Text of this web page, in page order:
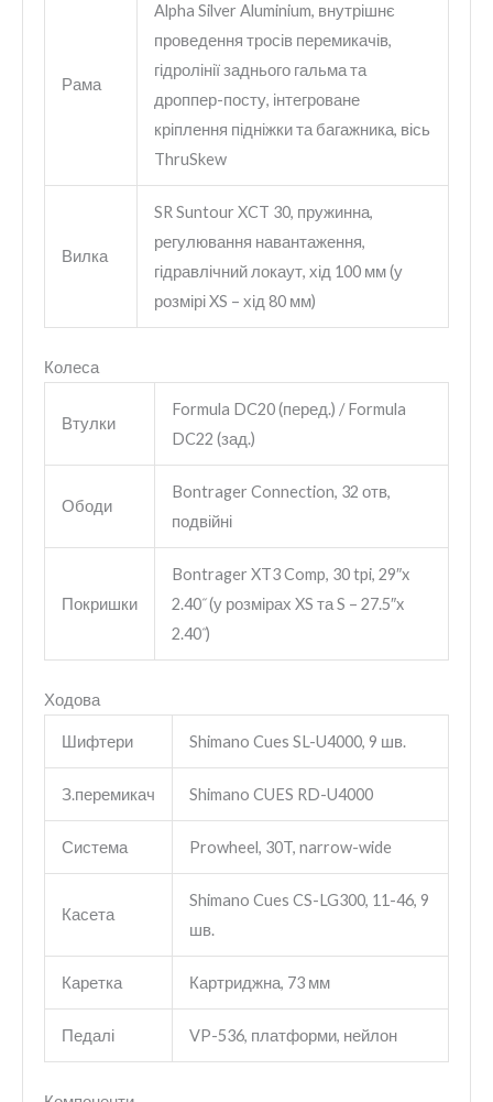
Рама
Alpha Silver Aluminium, внутрішнє
проведення тросів перемикачів,
гідролінії заднього гальма та
дроппер-посту, інтегроване
кріплення підніжки та багажника, вісь
ThruSkew
Вилка
SR Suntour XCT 30, пружинна,
регулювання навантаження,
гідравлічний локаут, хід 100 мм (у
розмірі XS – хід 80 мм)
Колеса
Втулки
Formula DC20 (перед.) / Formula
DC22 (зад.)
Ободи
Bontrager Connection, 32 отв,
подвійні
Покришки
Bontrager XT3 Comp, 30 tpi, 29″x
2.40˝ (у розмірах XS та S – 27.5″x
2.40˝)
Ходова
Шифтери Shimano Cues SL-U4000, 9 шв.
З.перемикач Shimano CUES RD-U4000
Система Prowheel, 30T, narrow-wide
Касета
Shimano Cues CS-LG300, 11-46, 9
шв.
Каретка Картриджна, 73 мм
Педалі VP-536, платформи, нейлон